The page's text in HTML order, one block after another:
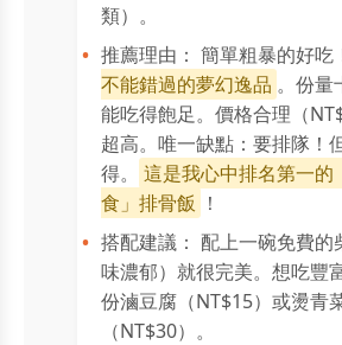
類）。
推薦理由： 簡單粗暴的好吃
不能錯過的夢幻逸品 。份量
能吃得飽足。價格合理（
超高。唯一缺點：要排隊！
得。
這是我心中排名第一的
食」排骨飯 ！
搭配建議： 配上一碗免費的
味濃郁）就很完美。想吃豐
份滷豆腐（NT$15）或燙青
（NT$30）。